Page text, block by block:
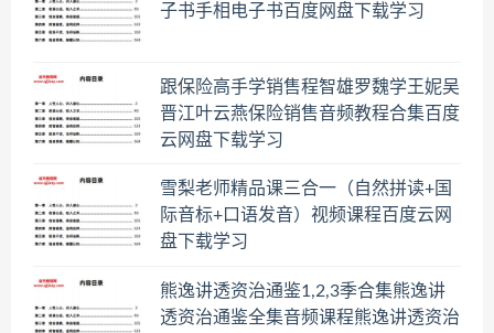
子书手相电子书百度网盘下载学习
跟保险高手学销售程智雄罗魏学王妮吴
晋江叶云燕保险销售音频教程合集百度
云网盘下载学习
雪梨老师精品课三合一（自然拼读+国
际音标+口语发音）视频课程百度云网
盘下载学习
熊逸讲透资治通鉴1,2,3季合集熊逸讲
透资治通鉴全集音频课程熊逸讲透资治